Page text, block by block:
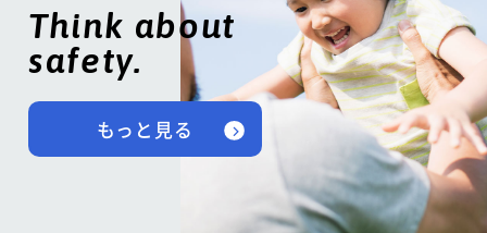
Think about
safety.
もっと見る